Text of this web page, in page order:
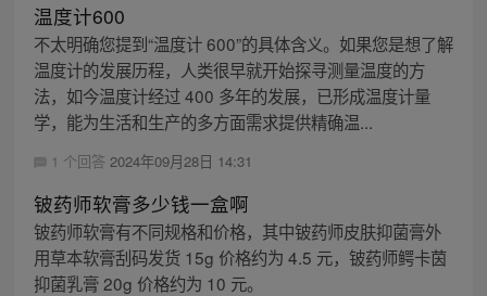
温度计600
不太明确您提到“温度计 600”的具体含义。如果您是想了解
温度计的发展历程，人类很早就开始探寻测量温度的方
法，如今温度计经过 400 多年的发展，已形成温度计量
学，能为生活和生产的多方面需求提供精确温...
1 个回答 2024年09月28日 14:31
铍药师软膏多少钱一盒啊
铍药师软膏有不同规格和价格，其中铍药师皮肤抑菌膏外
用草本软膏刮码发货 15g 价格约为 4.5 元，铍药师鳄卡茵
抑菌乳膏 20g 价格约为 10 元。